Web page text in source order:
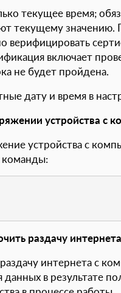
текущее время;
текущему значению.
верифицировать
включает
не будет пройдена.
дату и время в
устройства с
устройства с
команды:
раздачу
интернета с
данных в результате